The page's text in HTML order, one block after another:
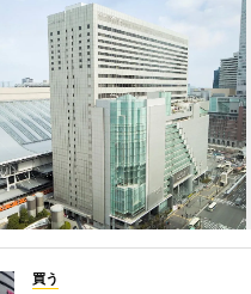
買う